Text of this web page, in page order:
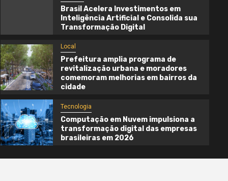
Local
Onde a Informação Encontra o Seu
3 semanas atrás Cynthia Oliveira
Brasil Acelera Investimentos em
Inteligência Artificial e Consolida sua
Transformação Digital
Local
Prefeitura amplia programa de
revitalização urbana e moradores
comemoram melhorias em bairros da
cidade
Tecnologia
Computação em Nuvem impulsiona a
transformação digital das empresas
brasileiras em 2026